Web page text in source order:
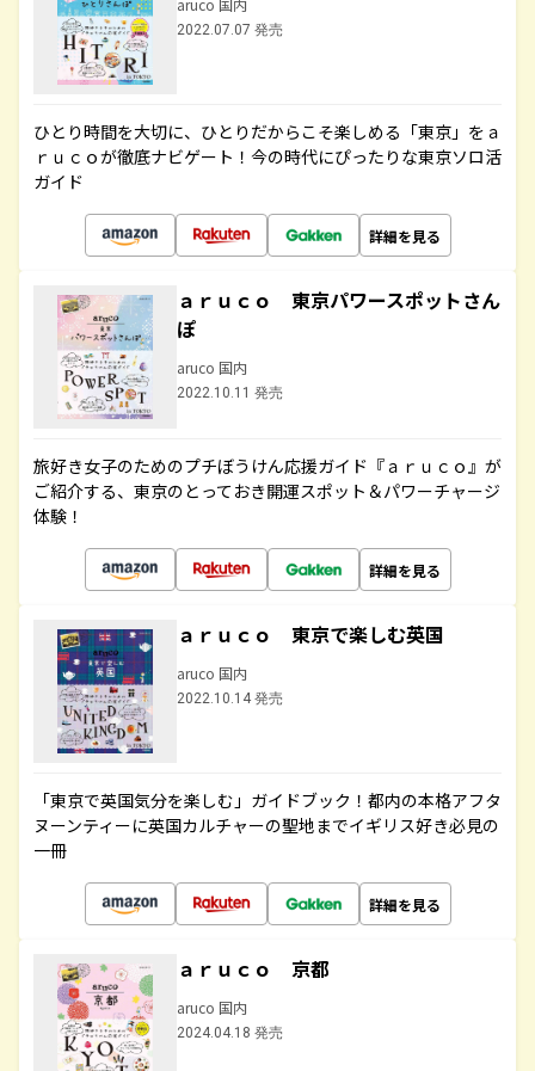
aruco 国内
2022.07.07 発売
ひとり時間を大切に、ひとりだからこそ楽しめる「東京」をａ
ｒｕｃｏが徹底ナビゲート！今の時代にぴったりな東京ソロ活
ガイド
詳細を見る
ａｒｕｃｏ 東京パワースポットさん
ぽ
aruco 国内
2022.10.11 発売
旅好き女子のためのプチぼうけん応援ガイド『ａｒｕｃｏ』が
ご紹介する、東京のとっておき開運スポット＆パワーチャージ
体験！
詳細を見る
ａｒｕｃｏ 東京で楽しむ英国
aruco 国内
2022.10.14 発売
「東京で英国気分を楽しむ」ガイドブック！都内の本格アフタ
ヌーンティーに英国カルチャーの聖地までイギリス好き必見の
一冊
詳細を見る
ａｒｕｃｏ 京都
aruco 国内
2024.04.18 発売